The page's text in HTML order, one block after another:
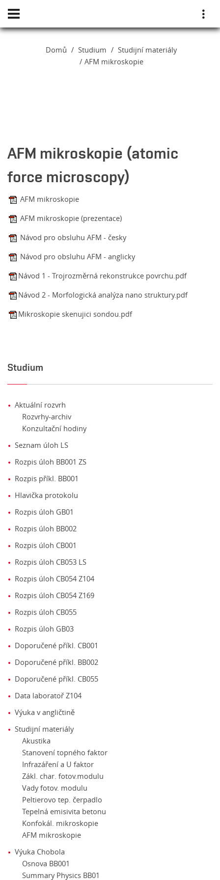
Domů Studium
Studijní materiály
AFM mikroskopie
AFM mikroskopie (atomic
force microscopy)
AFM mikroskopie
AFM mikroskopie (prezentace)
Návod pro obsluhu AFM - česky
Návod pro obsluhu AFM - anglicky
Návod 1 - Trojrozměrná rekonstrukce povrchu.pdf
Návod 2 - Morfologická analýza nano struktury.pdf
Mikroskopie skenujici sondou.pdf
Studium
Aktuální rozvrh
Rozvrhy-archiv
Konzultační hodiny
Seznam úloh LS
Rozpis úloh BB001 ZS
Rozpis příkl. BB001
Hlavička protokolu
Rozpis úloh GB01
Rozpis úloh BB002
Rozpis úloh CB001
Rozpis úloh CB053 LS
Rozpis úloh CB054 Z104
Rozpis úloh CB054 Z169
Rozpis úloh CB055
Rozpis úloh GB03
Doporučené příkl. CB001
Doporučené příkl. BB002
Doporučené příkl. CB055
Data laboratoř Z104
Výuka v angličtině
Studijní materiály
Akustika
Stanovení topného faktor
Infrazáření a U faktor
Zákl. char. fotov.modulu
Vady fotov. modulu
Peltierovo tep. čerpadlo
Tepelná emisivita betonu
Konfokál. mikroskopie
AFM mikroskopie
Výuka Chobola
Osnova BB001
Summary Physics BB01